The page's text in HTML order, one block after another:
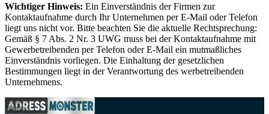
Wichtiger Hinweis: Ein Einverständnis der Firmen zur
Kontaktaufnahme durch Ihr Unternehmen per E-Mail oder Telefon
liegt uns nicht vor. Bitte beachten Sie die aktuelle Rechtsprechung:
Gemäß § 7 Abs. 2 Nr. 3 UWG muss bei der Kontaktaufnahme mit
Gewerbetreibenden per Telefon oder E-Mail ein mutmaßliches
Einverständnis vorliegen. Die Einhaltung der gesetzlichen
Bestimmungen liegt in der Verantwortung des werbetreibenden
Unternehmens.